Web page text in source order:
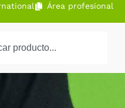
Área profesional